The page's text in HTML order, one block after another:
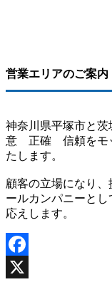
営業エリアのご案内
神奈川県平塚市と
意 正確 信頼をモ
たします。
顧客の立場になり
ールカンパニーと
応えします。
Facebook